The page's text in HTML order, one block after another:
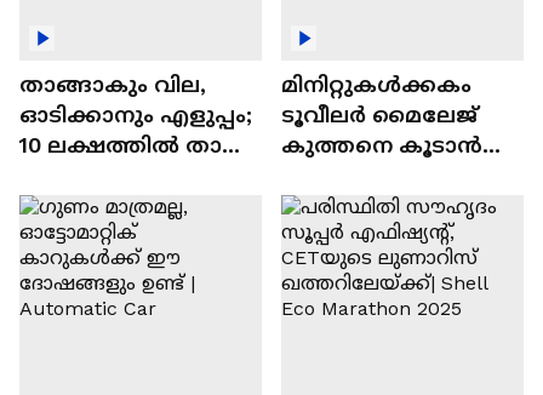
താങ്ങാകും വില,
ഓടിക്കാനും എളുപ്പം;
10 ലക്ഷത്തിൽ താഴെ
ഓട്ടോമാറ്റിക്ക്
എസ്‍യുവികൾ
മിനിറ്റുകൾക്കകം
ടൂവീലർ മൈലേജ്
കുത്തനെ കൂടാൻ